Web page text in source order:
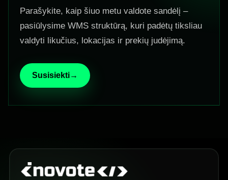
Parašykite, kaip šiuo metu valdote sandėlį –
pasiūlysime WMS struktūrą, kuri padėtų tiksliau
valdyti likučius, lokacijas ir prekių judėjimą.
Susisiekti→